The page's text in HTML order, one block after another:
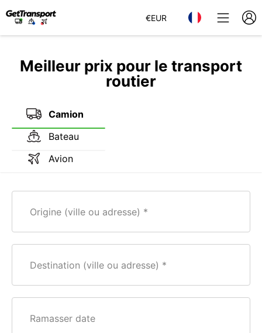
€EUR
Meilleur prix pour le transport
routier
Camion
Bateau
Avion
Origine (ville ou adresse)
Destination (ville ou adresse)
Ramasser date